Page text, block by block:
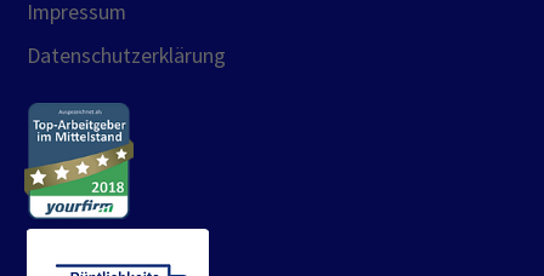
Impressum
Datenschutzerklärung